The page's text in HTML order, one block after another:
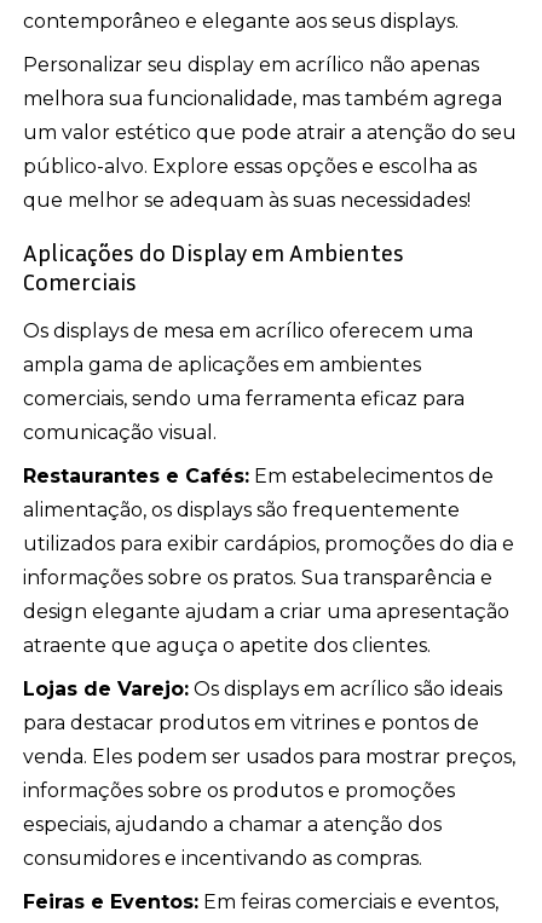
contemporâneo e elegante aos seus displays.
Personalizar seu display em acrílico não apenas
melhora sua funcionalidade, mas também agrega
um valor estético que pode atrair a atenção do seu
público-alvo. Explore essas opções e escolha as
que melhor se adequam às suas necessidades!
Aplicações do Display em Ambientes
Comerciais
Os displays de mesa em acrílico oferecem uma
ampla gama de aplicações em ambientes
comerciais, sendo uma ferramenta eficaz para
comunicação visual.
Restaurantes e Cafés: Em estabelecimentos de
alimentação, os displays são frequentemente
utilizados para exibir cardápios, promoções do dia e
informações sobre os pratos. Sua transparência e
design elegante ajudam a criar uma apresentação
atraente que aguça o apetite dos clientes.
Lojas de Varejo: Os displays em acrílico são ideais
para destacar produtos em vitrines e pontos de
venda. Eles podem ser usados para mostrar preços,
informações sobre os produtos e promoções
especiais, ajudando a chamar a atenção dos
consumidores e incentivando as compras.
Feiras e Eventos: Em feiras comerciais e eventos,